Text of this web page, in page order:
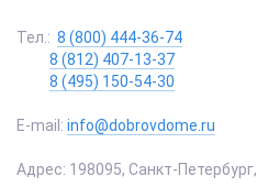
Тел.: 8 (800) 444-36-74
8 (812) 407-13-37
8 (495) 150-54-30
E-mail: info@dobrovdome.ru
Адрес: 198095, Санкт-Петербург,